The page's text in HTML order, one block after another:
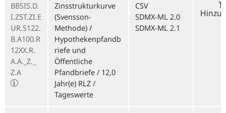
BBSIS.D.
I.ZST.ZI.E
UR.S122.
B.A100.R
12XX.R.
A.A._Z._
Z.A
Zinsstrukturkurve
(Svensson-
Methode) /
Hypothekenpfandb
riefe und
Öffentliche
Pfandbriefe / 12,0
Jahr(e) RLZ /
Tageswerte
CSV
SDMX-ML 2.0
SDMX-ML 2.1